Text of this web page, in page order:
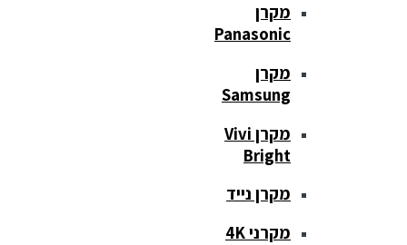
מקרן
Panasonic
מקרן
Samsung
מקרן Vivi
Bright
מקרן נייד
מקרני 4K